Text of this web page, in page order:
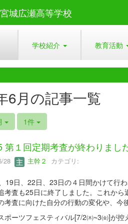
城広瀬高等学校
学校紹介 教育活動
6月の記事一覧
1件
第１回定期考査が終わりまし
28 主幹２ カテゴリ:
19日、22日、23日の４日間かけて行
考査も25日に終了しました。これか
考査に向けた自分の行動の変化や、
ポーツフェスティバル[7/2㈭~3㈮]が